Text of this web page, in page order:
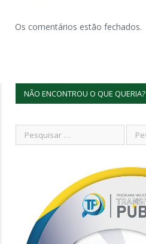
Os comentários estão fechados.
NÃO ENCONTROU O QUE QUERIA?